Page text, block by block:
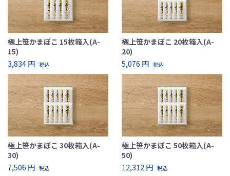
極上笹かまぼこ 15枚箱入(A-
15)
3,834 円 税込
極上笹かまぼこ 20枚箱入(A-
20)
5,076 円 税込
極上笹かまぼこ 30枚箱入(A-
30)
7,506 円 税込
極上笹かまぼこ 50枚箱入(A-
50)
12,312 円 税込